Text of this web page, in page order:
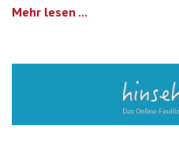
Mehr lesen ...